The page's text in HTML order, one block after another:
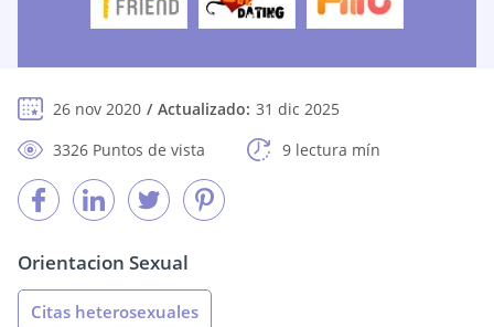
26 nov 2020 Actualizado: 31 dic 2025
3326 Puntos de vista
9 lectura mín
Orientacion Sexual
Citas heterosexuales